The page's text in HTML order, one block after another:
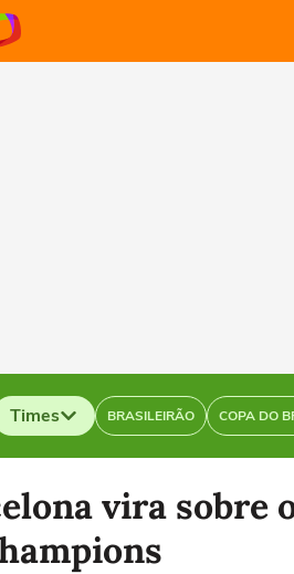
Times BRASILEIRÃO COPA DO
ver as notíciasvira sobre